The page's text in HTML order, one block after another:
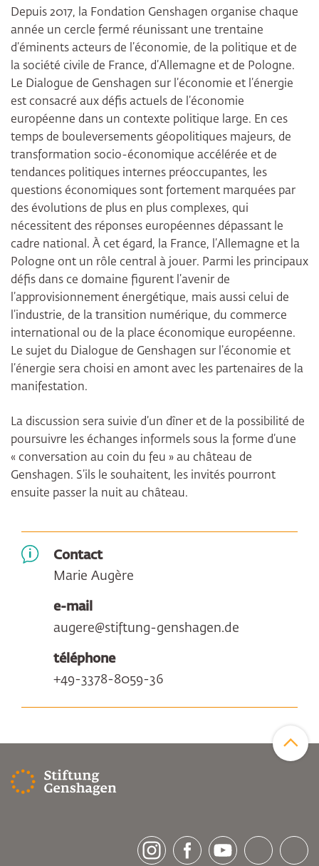
Depuis 2017, la Fondation Genshagen organise chaque
année un cercle fermé réunissant une trentaine
d’éminents acteurs de l’économie, de la politique et de
la société civile de France, d’Allemagne et de Pologne.
Le Dialogue de Genshagen sur l’économie et l’énergie
est consacré aux défis actuels de l’économie
européenne dans un contexte politique large. En ces
temps de bouleversements géopolitiques majeurs, de
transformation socio-économique accélérée et de
tendances politiques internes préoccupantes, les
questions économiques sont fortement marquées par
des évolutions de plus en plus complexes, qui
nécessitent des réponses européennes dépassant le
cadre national. À cet égard, la France, l’Allemagne et la
Pologne ont un rôle central à jouer. Parmi les principaux
défis dans ce domaine figurent l’avenir de
l’approvisionnement énergétique, mais aussi celui de
l’industrie, de la transition numérique, du commerce
international ou de la place économique européenne.
Le sujet du Dialogue de Genshagen sur l’économie et
l’énergie sera choisi en amont avec les partenaires de la
manifestation.
La discussion sera suivie d’un dîner et de la possibilité de
poursuivre les échanges informels sous la forme d’une
« conversation au coin du feu » au château de
Genshagen. S’ils le souhaitent, les invités pourront
ensuite passer la nuit au château.
Contact
Marie Augère
e-mail
augere@stiftung-genshagen.de
téléphone
+49-3378-8059-36
[socialLinksTitle]